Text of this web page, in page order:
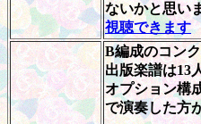
ないかと思い
視聴できます
B編成のコン
出版楽譜は13
オプション構
で演奏した方